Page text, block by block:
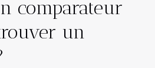
comparateur
un